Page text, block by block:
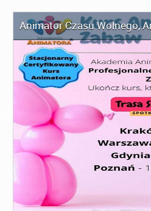
Animator Czasu Wolnego,